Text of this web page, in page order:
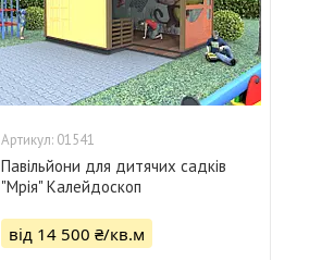
01541
Павільйони для дитячих садків
"Мрія" Калейдоскоп
від 14 500 ₴/кв.м